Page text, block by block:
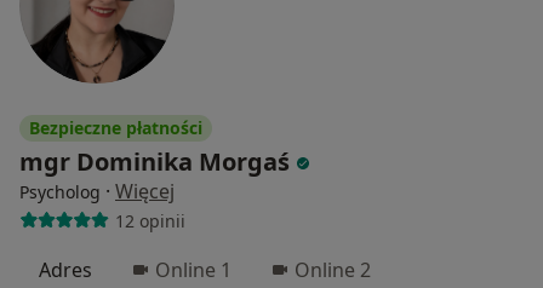
Bezpieczne płatności
mgr Dominika Morgaś
Psycholog · Więcej
12 opinii
Adres Online 1 Online 2